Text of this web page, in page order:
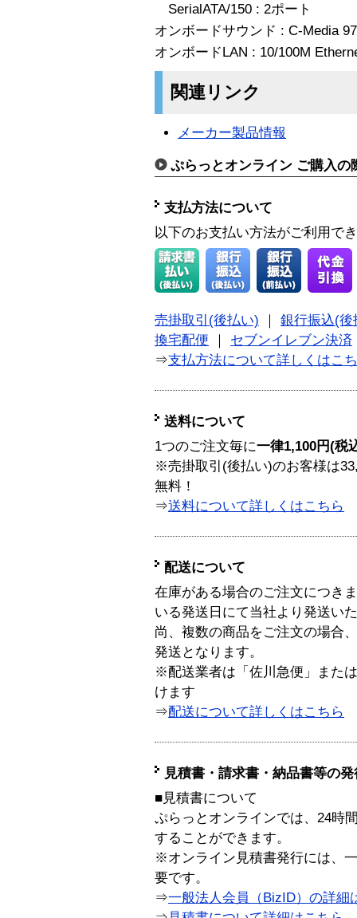
SerialATA/150 : 2ポート
オンボードサウンド : C-Media
オンボードLAN : 10/100M
関連リンク
メーカー製品情報
ぷらっとオンライン ご購入の
支払方法について
以下のお支払い方法がご利用で
売掛取引(後払い)
銀行振込(後
換宅配便
セブンイレブン決済
⇒支払方法について詳しくはこ
送料について
1つのご注文毎に一律1,100円(税
※売掛取引(後払い)のお客様は
無料！
⇒送料について詳しくはこちら
配送について
在庫がある場合のご注文につき
いる発送日にて当社より発送い
尚、複数の商品をご注文の場合
発送となります。
※配送業者は「佐川急便」また
けます
⇒配送について詳しくはこちら
見積書・請求書・納品書等の
■見積書について
ぷらっとオンラインでは、24時
することができます。
※オンライン見積書発行には、
要です。
⇒一般法人会員（BizID）の詳細